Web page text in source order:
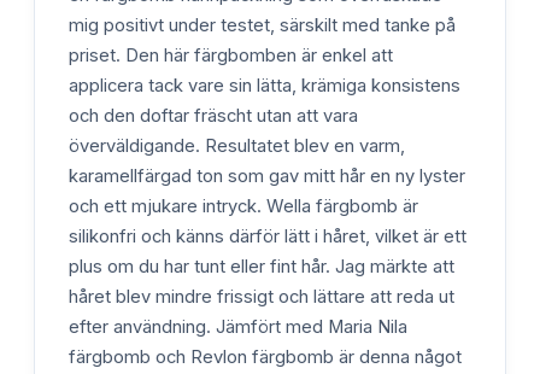
mig positivt under testet, särskilt med tanke på
priset. Den här färgbomben är enkel att
applicera tack vare sin lätta, krämiga konsistens
och den doftar fräscht utan att vara
överväldigande. Resultatet blev en varm,
karamellfärgad ton som gav mitt hår en ny lyster
och ett mjukare intryck. Wella färgbomb är
silikonfri och känns därför lätt i håret, vilket är ett
plus om du har tunt eller fint hår. Jag märkte att
håret blev mindre frissigt och lättare att reda ut
efter användning. Jämfört med Maria Nila
färgbomb och Revlon färgbomb är denna något